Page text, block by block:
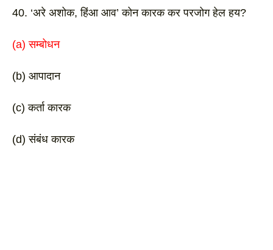
40. ‘अरे अशोक, हिंआ आव’ कोन कारक कर परजोग हेल हय?
(a) सम्बोधन
(b) आपादान
(c) कर्ता कारक
(d) संबंध कारक